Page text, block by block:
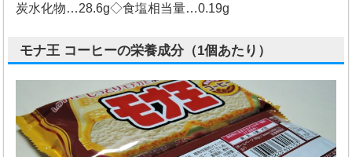
炭水化物…28.6g◇食塩相当量…0.19g
モナ王 コーヒーの栄養成分（1個あたり）